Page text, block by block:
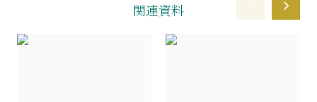
関連資料